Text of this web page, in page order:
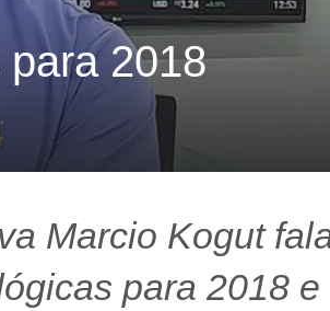
2018
Marcio Kogut
para 2018 e